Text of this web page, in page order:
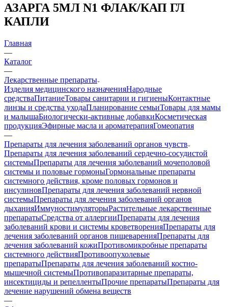
АЗАРГА 5МЛ N1 ФЛАК/КАП ГЛ
КАПЛИ
Главная
—
Каталог
—
Лекарственные препараты
Изделия медицинского назначенияНародные
средстваПитаниеТовары санитарии и гигиеныКонтактные
линзы и средства уходаПланирование семьиТовары для мамы
и малышаБиологически-активные добавкиКосметическая
продукцияЭфирные масла и ароматерапияГомеопатия
—
Препараты для лечения заболеваний органов чувств
Препараты для лечения заболеваний сердечно-сосудистой
системыПрепараты для лечения заболеваний мочеполовой
системы и половые гормоныГормональные препараты
системного действия, кроме половых гормонов и
инсулиновПрепараты для лечения заболеваний нервной
системыПрепараты для лечения заболеваний органов
дыханияИммуностимуляторыРастительные лекарственные
препаратыСредства от аллергииПрепараты для лечения
заболеваний крови и системы кроветворенияПрепараты для
лечения заболеваний органов пищеваренияПрепараты для
лечения заболеваний кожиПротивомикробные препараты
системного действияПротивоопухолевые
препаратыПрепараты для лечения заболеваний костно-
мышечной системыПротивопаразитарные препараты,
инсектициды и репеллентыПрочие препаратыПрепараты для
лечение нарушений обмена веществ
—